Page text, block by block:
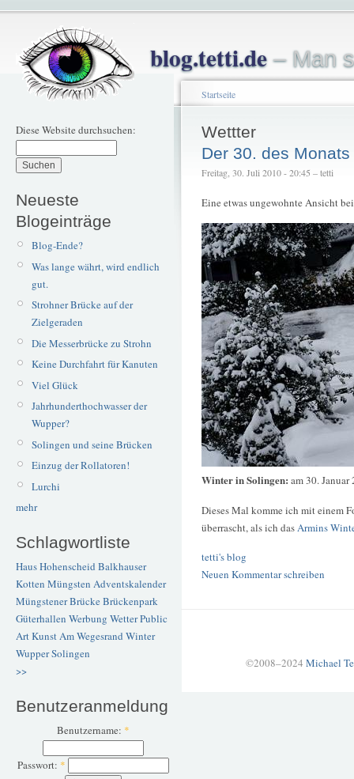
blog.tetti.de– Man
Diese Website durchsuchen:
Neueste
Blogeinträge
Blog-Ende?
Was lange währt, wird endlich
gut.
Strohner Brücke auf der
Zielgeraden
Die Messerbrücke zu Strohn
Keine Durchfahrt für Kanuten
Viel Glück
Jahrhunderthochwasser der
Wupper?
Solingen und seine Brücken
Einzug der Rollatoren!
Lurchi
mehr
Schlagwortliste
Haus Hohenscheid Balkhauser
Kotten Müngsten Adventskalender
Müngstener BrückeBrückenpark
Güterhallen Werbung WetterPublic
ArtKunstAm Wegesrand Winter
WupperSolingen
>>
Benutzeranmeldung
Benutzername: *
Passwort: *
Startseite
Wettter
Der 30. des
Freitag, 30. Juli 2010 - 20:45 – tetti
Eine etwas ungewohnte Ansicht
Winter in Solingen: am 30. Januar
Dieses Mal komme ich mit einem
überrascht, als ich dasArmins
tetti's blog
Neuen Kommentar schreiben
©2008–2024 Michael